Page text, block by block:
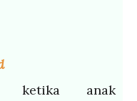
ketika anak